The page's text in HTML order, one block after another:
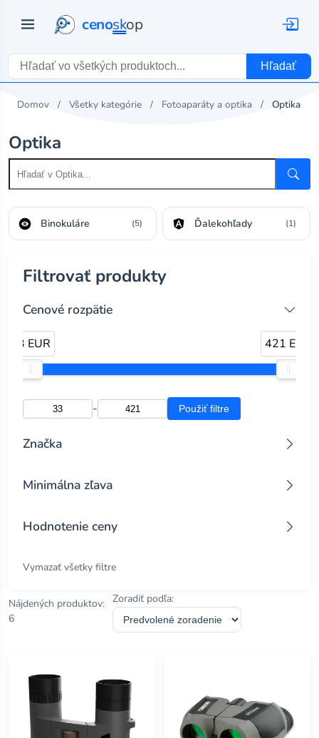
cenoskop
Hľadať
Domov Všetky kategórie Fotoaparáty a optika Optika
Optika
Binokuláre (5) Ďalekohľady (1)
Filtrovať produkty
Cenové rozpätie
33 EUR 421 EUR
- Použiť filtre
Značka
nikon(1)
Minimálna zľava
Zľava 10% a viac
Zľava 50% a viac
Hodnotenie ceny
Najnižšia cena
Vymazať všetky filtre
Nájdených produktov:
6
Zoradiť podľa: